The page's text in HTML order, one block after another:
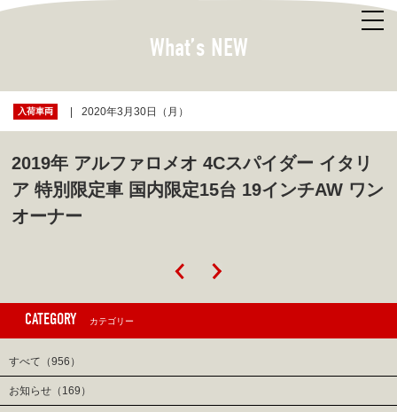
What’s NEW
入荷車両 2020年3月30日（月）
2019年 アルファロメオ 4Cスパイダー イタリ
ア 特別限定車 国内限定15台 19インチAW ワン
オーナー
CATEGORY カテゴリー
すべて（956）
お知らせ（169）